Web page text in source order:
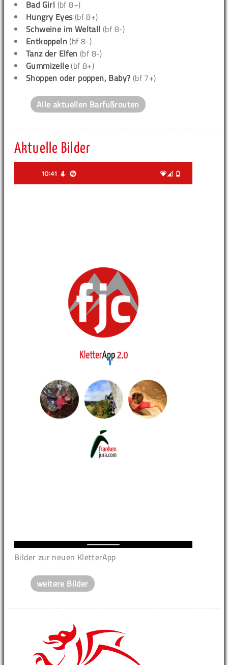
Bad Girl (bf 8+)
Hungry Eyes(bf 8+)
Schweine im Weltall (bf 8-)
Entkoppeln (bf 8-)
Tanz der Elfen (bf 8-)
Gummizelle (bf 8+)
Shoppen oder poppen, Baby? (bf 7+)
Alle aktuellen Barfußrouten
Aktuelle Bilder
Bilder zur neuen KletterApp
weitere Bilder